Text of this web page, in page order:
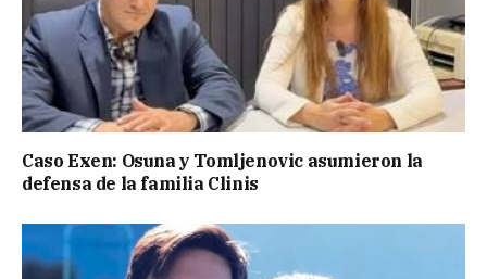
Caso Exen: Osuna y Tomljenovic asumieron la
defensa de la familia Clinis